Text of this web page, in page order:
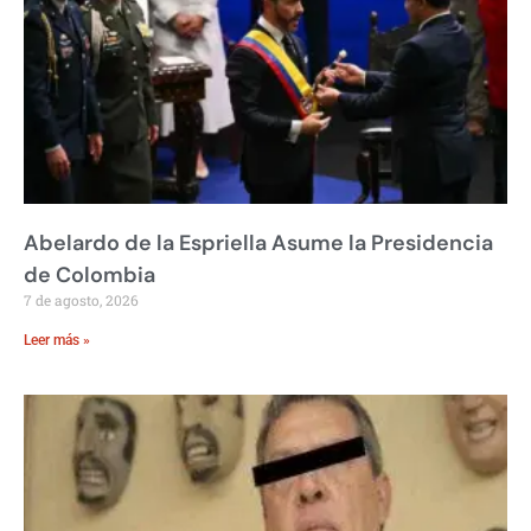
Abelardo de la Espriella Asume la Presidencia
de Colombia
7 de agosto, 2026
Leer más »